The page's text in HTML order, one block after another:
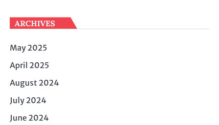
ARCHIVES
May 2025
April 2025
August 2024
July 2024
June 2024